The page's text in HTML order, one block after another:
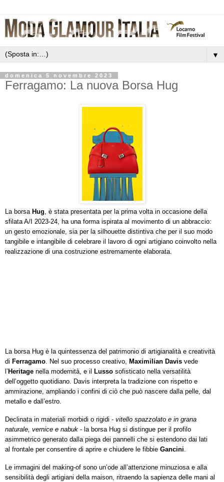
▼
domenica 5 novembre 2023
Ferragamo: La nuova Borsa Hug
La borsa Hug, è stata presentata per la prima volta in occasione della
sfilata A/I 2023-24, ha una forma ispirata al movimento di un abbraccio:
un gesto emozionale, sia per la silhouette distintiva che per il suo modo
tangibile e intangibile di celebrare il lavoro di ogni artigiano coinvolto nella
realizzazione di una costruzione estremamente elaborata.
La borsa Hug è la quintessenza del patrimonio di artigianalità e creatività
di Ferragamo. Nel suo processo creativo, Maximilian Davis vede
l’ Heritage nella modernità, e il Lusso sofisticato nella versatilità
dell’oggetto quotidiano. Davis interpreta la tradizione con rispetto e
ammirazione, ampliando i confini di ciò che può nascere dalla pelle, dal
metallo e dall’estro.
Declinata in materiali morbidi o rigidi - vitello spazzolato e in grana
naturale, vernice e nabuk - la borsa Hug si distingue per il profilo
asimmetrico generato dalla piega dei pannelli che si estendono dai lati
al frontale per consentire di aprire e chiudere le fibbie Gancini.
Le immagini del making-of sono un’ode all’attenzione minuziosa e alla
sensibilità degli artigiani della maison, ritraendo la sapienza delle mani al